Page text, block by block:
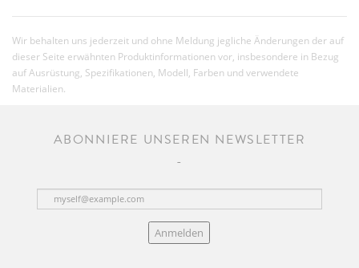
Wir behalten uns jederzeit und ohne Meldung jegliche Änderungen der auf
dieser Seite erwähnten Produktinformationen vor, insbesondere in Bezug
auf Ausrüstung, Spezifikationen, Modell, Farben und verwendete
Materialien.
ABONNIERE UNSEREN NEWSLETTER
Anmelden